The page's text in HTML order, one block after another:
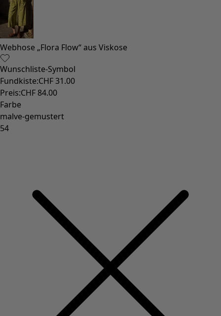
Kollektionen
Der Kimono im Fokus
Monsoon
Weite Felder
Coimbatore
Gudrun-Klassiker
Sonnenblumen für UNHCR